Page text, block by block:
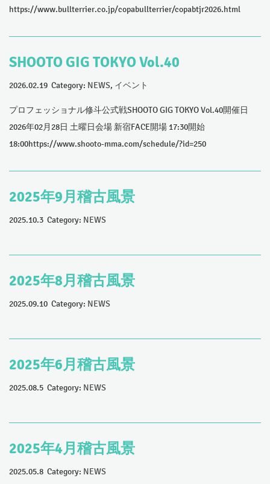
https://www.bullterrier.co.jp/copabullterrier/copabtjr2026.html
SHOOTO GIG TOKYO Vol.40
2026.02.19 Category: NEWS, イベント
プロフェッショナル修斗公式戦SHOOTO GIG TOKYO Vol.40開催日
2026年02月28日 土曜日会場 新宿FACE開場 17:30開始
18:00https://www.shooto-mma.com/schedule/?id=250
2025年9月稽古風景
2025.10.3 Category: NEWS
2025年8月稽古風景
2025.09.10 Category: NEWS
2025年6月稽古風景
2025.08.5 Category: NEWS
2025年4月稽古風景
2025.05.8 Category: NEWS